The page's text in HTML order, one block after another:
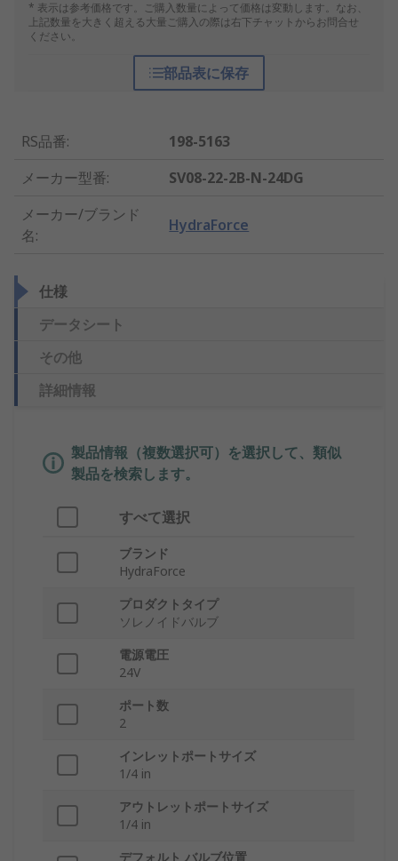
* 表示は参考価格です。ご購入数量によって価格は変動します。なお、
上記数量を大きく超える大量ご購入の際は右下チャットからお問合せ
ください。
部品表に保存
RS品番:
198-5163
メーカー型番:
SV08-22-2B-N-24DG
メーカー/ブランド
名:
HydraForce
仕様
データシート
その他
詳細情報
製品情報（複数選択可）を選択して、類似
製品を検索します。
すべて選択
ブランド
HydraForce
プロダクトタイプ
ソレノイドバルブ
電源電圧
24V
ポート数
2
インレットポートサイズ
1/4 in
アウトレットポートサイズ
1/4 in
デフォルト バルブ位置